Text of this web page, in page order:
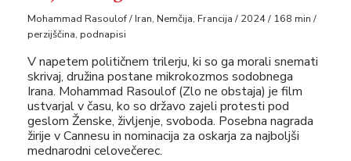
Mohammad Rasoulof / Iran, Nemčija, Francija / 2024 / 168 min /
perzijščina, podnapisi
V napetem političnem trilerju, ki so ga morali snemati
skrivaj, družina postane mikrokozmos sodobnega
Irana. Mohammad Rasoulof (Zlo ne obstaja) je film
ustvarjal v času, ko so državo zajeli protesti pod
geslom Ženske, življenje, svoboda. Posebna nagrada
žirije v Cannesu in nominacija za oskarja za najboljši
mednarodni celovečerec.